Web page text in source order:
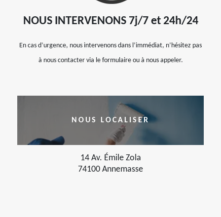
NOUS INTERVENONS 7j/7 et 24h/24
En cas d’urgence, nous intervenons dans l’immédiat, n’hésitez pas
à nous contacter via le formulaire ou à nous appeler.
NOUS LOCALISER
14 Av. Émile Zola
74100 Annemasse